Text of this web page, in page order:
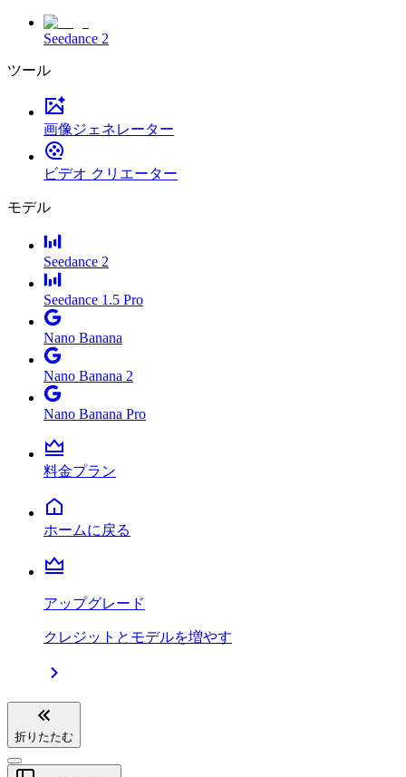
Seedance 2
ツール
画像ジェネレーター
ビデオ クリエーター
モデル
Seedance 2
Seedance 1.5 Pro
Nano Banana
Nano Banana 2
Nano Banana Pro
料金プラン
ホームに戻る
アップグレード
クレジットとモデルを増やす
折りたたむ